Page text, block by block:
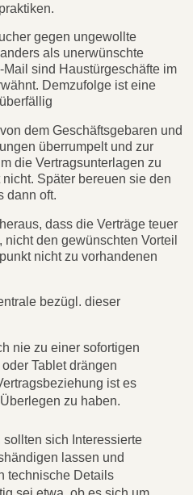
gegen ungewollte
als unerwünschte
sind Haustürgeschäfte im
Demzufolge ist eine
dem Geschäftsgebaren und
überrumpelt und zur
die Vertragsunterlagen zu
Später bereuen sie den
dann oft.
dass die Verträge teuer
den gewünschten Vorteil
nicht zu vorhandenen
bezügl. dieser
nie zu einer sofortigen
Tablet drängen
ist es
zu haben.
sich Interessierte
lassen und
technische Details